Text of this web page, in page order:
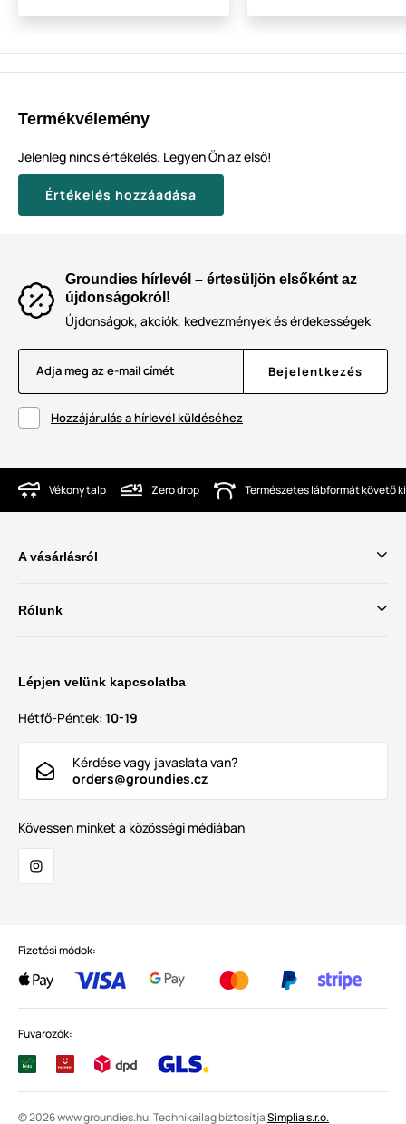
Termékvélemény
Jelenleg nincs értékelés. Legyen Ön az első!
Értékelés hozzáadása
Groundies hírlevél – értesüljön elsőként az
újdonságokról!
Újdonságok, akciók, kedvezmények és érdekességek
Adja meg az e-mail címét Bejelentkezés
Hozzájárulás a hírlevél küldéséhez
Vékony talp Zero drop Természetes lábformát követő
A vásárlásról
Rólunk
Lépjen velünk kapcsolatba
Hétfő-Péntek: 10-19
Kérdése vagy javaslata van?
orders@groundies.cz
Kövessen minket a közösségi médiában
Fizetési módok:
Fuvarozók:
© 2026 www.groundies.hu. Technikailag biztosítjaSimplia s.r.o.